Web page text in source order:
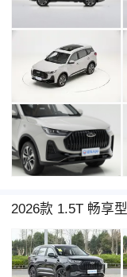
2026款 1.5T 畅享型